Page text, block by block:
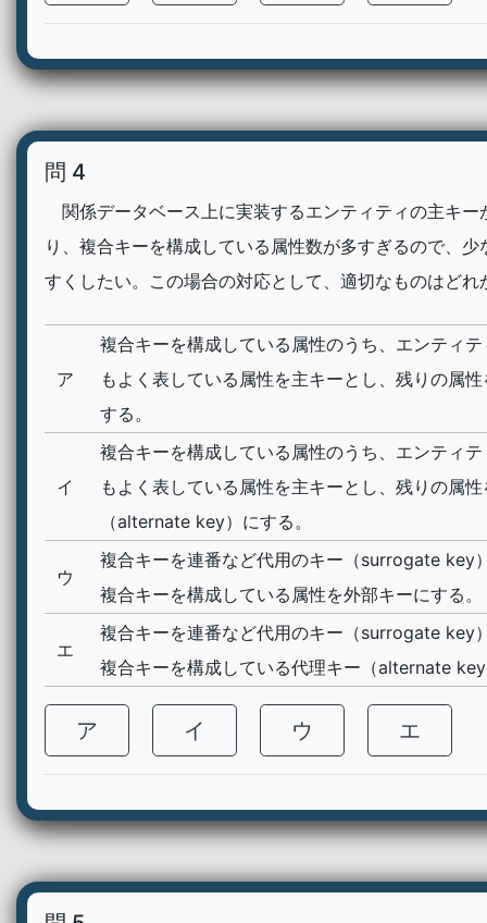
問 4
関係データベース上に実装するエンティティの主キー
り、複合キーを構成している属性数が多すぎるので、少
すくしたい。この場合の対応として、適切なものはどれ
ア
複合キーを構成している属性のうち、エンティ
もよく表している属性を主キーとし、残りの属
する。
イ
複合キーを構成している属性のうち、エンティ
もよく表している属性を主キーとし、残りの属
（alternate key）にする。
ウ
複合キーを連番など代用のキー（surrogate key
複合キーを構成している属性を外部キーにする。
エ
複合キーを連番など代用のキー（surrogate key
複合キーを構成している代理キー（alternate
ア イ ウ エ